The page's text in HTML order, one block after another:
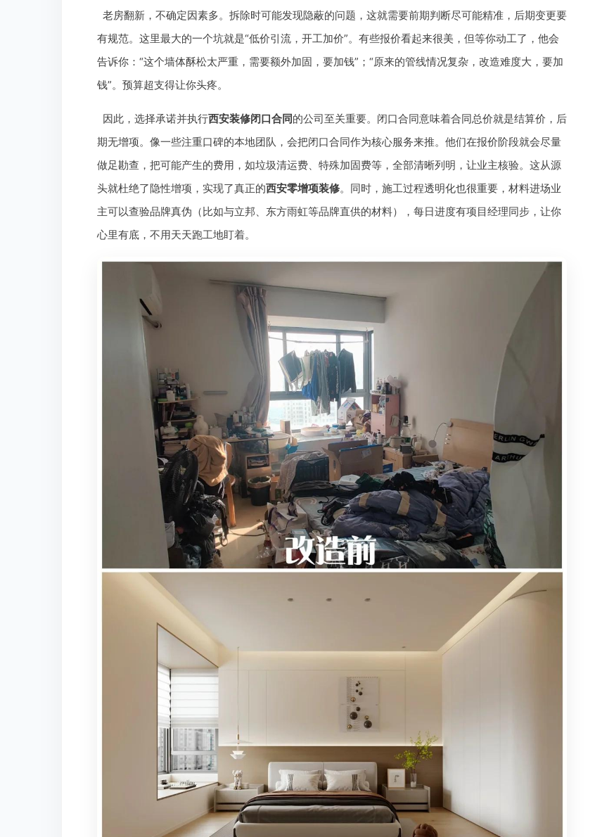
老房翻新，不确定因素多。拆除时可能发现隐蔽的问题，这就需要前期判断尽可能精准，后期变更要
有规范。这里最大的一个坑就是“低价引流，开工加价”。有些报价看起来很美，但等你动工了，他会
告诉你：“这个墙体酥松太严重，需要额外加固，要加钱”；“原来的管线情况复杂，改造难度大，要加
钱”。预算超支得让你头疼。
因此，选择承诺并执行西安装修闭口合同的公司至关重要。闭口合同意味着合同总价就是结算价，后
期无增项。像一些注重口碑的本地团队，会把闭口合同作为核心服务来推。他们在报价阶段就会尽量
做足勘查，把可能产生的费用，如垃圾清运费、特殊加固费等，全部清晰列明，让业主核验。这从源
头就杜绝了隐性增项，实现了真正的西安零增项装修。同时，施工过程透明化也很重要，材料进场业
主可以查验品牌真伪（比如与立邦、东方雨虹等品牌直供的材料），每日进度有项目经理同步，让你
心里有底，不用天天跑工地盯着。